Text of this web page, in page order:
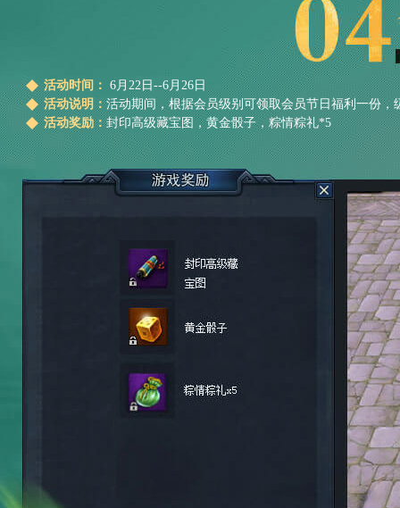
活动时间： 6月22日--6月26日
活动说明：活动期间，根据会员级别可领取会员节日福利一份，
活动奖励：封印高级藏宝图，黄金骰子，粽情粽礼*5